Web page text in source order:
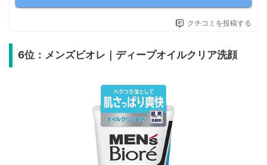
クチコミを投稿する
6位：メンズビオレ｜ディープオイルクリア洗顔